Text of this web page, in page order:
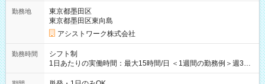
勤務地
東京都墨田区
東京都墨田区東向島
アシストワーク株式会社
勤務時間
シフト制
1日あたりの実働時間：最大15時間/日 ＜1週間の勤務例＞週3回
勤務 勤務：月・水・金 休み：火・木・土・日 好きな時にお仕事
可能です！ ※1日あたりの最大実働時間は日勤、夜勤共に勤務し